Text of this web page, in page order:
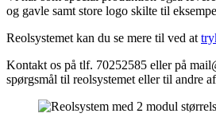
og gavle samt store logo skilte til
Reolsystemet kan du se mere til ved at
Kontakt os på tlf. 70252585 eller på
spørgsmål til reolsystemet eller til andre